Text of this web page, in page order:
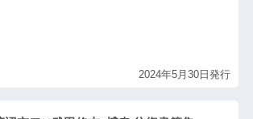
2024年5月30日発行